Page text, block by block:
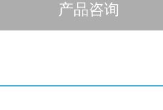
产品咨询